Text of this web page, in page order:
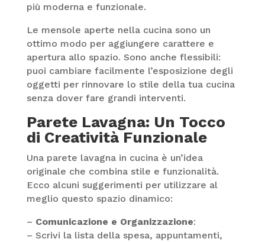
più moderna e funzionale.
Le mensole aperte nella cucina sono un
ottimo modo per aggiungere carattere e
apertura allo spazio. Sono anche flessibili:
puoi cambiare facilmente l’esposizione degli
oggetti per rinnovare lo stile della tua cucina
senza dover fare grandi interventi.
Parete Lavagna: Un Tocco
di Creatività Funzionale
Una parete lavagna in cucina è un’idea
originale che combina stile e funzionalità.
Ecco alcuni suggerimenti per utilizzare al
meglio questo spazio dinamico:
– Comunicazione e Organizzazione:
– Scrivi la lista della spesa, appuntamenti,